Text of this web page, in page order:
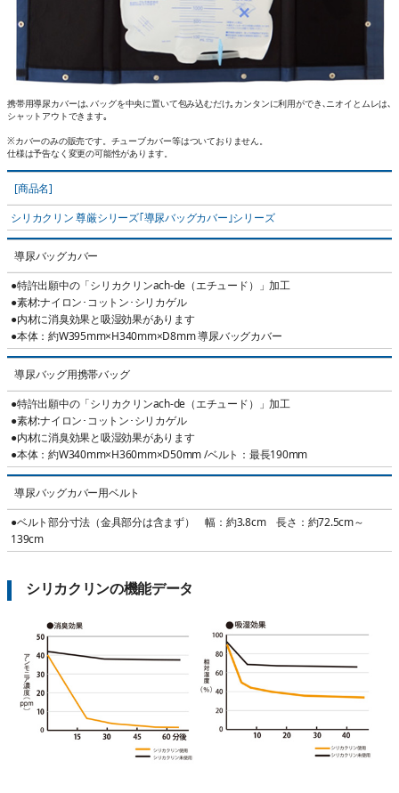
携帯用導尿カバーは､バッグを中央に置いて包み込むだけ｡カンタンに利用ができ､ニオイとムレは､
シャットアウトできます｡
※カバーのみの販売です。チューブカバー等はついておりません。
仕様は予告なく変更の可能性があります。
[商品名]
シリカクリン 尊厳シリーズ｢導尿バッグカバー｣シリーズ
導尿バッグカバー
●特許出願中の「シリカクリンach-de（エチュード）」加工
●素材:ナイロン･コットン･シリカゲル
●内材に消臭効果と吸湿効果があります
●本体：約W395mm×H340mm×D8mm 導尿バッグカバー
導尿バッグ用携帯バッグ
●特許出願中の「シリカクリンach-de（エチュード）」加工
●素材:ナイロン･コットン･シリカゲル
●内材に消臭効果と吸湿効果があります
●本体：約W340mm×H360mm×D50mm /ベルト：最長190mm
導尿バッグカバー用ベルト
●ベルト部分寸法（金具部分は含まず） 幅：約3.8cm 長さ：約72.5cm～
139cm
シリカクリンの機能データ